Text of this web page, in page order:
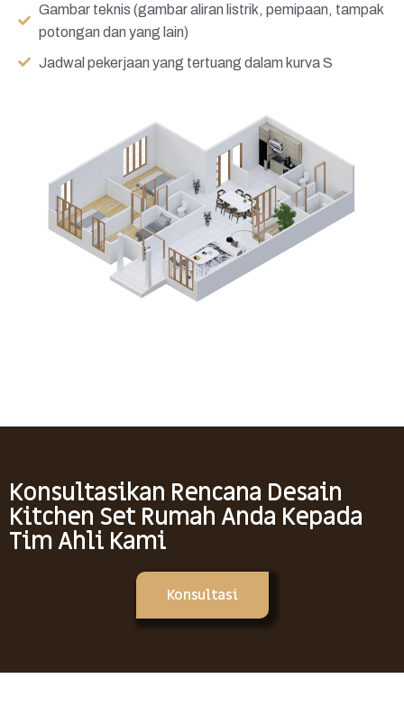
Gambar teknis (gambar aliran listrik, pemipaan, tampak
potongan dan yang lain)
Jadwal pekerjaan yang tertuang dalam kurva S
Konsultasikan Rencana Desain
Kitchen Set Rumah Anda Kepada
Tim Ahli Kami
Konsultasi